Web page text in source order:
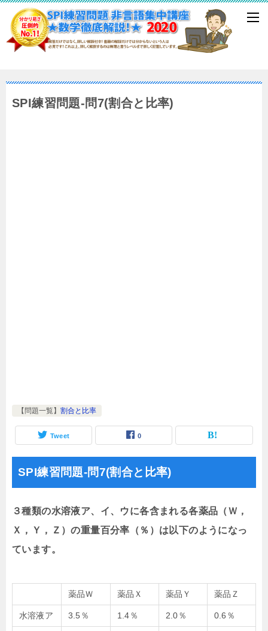
SPI練習問題-問7(割合と比率)
【問題一覧】 割合と比率
Tweet 0
SPI練習問題-問7(割合と比率)
３種類の水溶液ア、イ、ウに各含まれる各薬品（Ｗ，
Ｘ，Ｙ，Ｚ）の重量百分率（％）は以下のようになっ
ています。
薬品Ｗ 薬品Ｘ 薬品Ｙ 薬品Ｚ
水溶液ア 3.5％ 1.4％ 2.0％ 0.6％